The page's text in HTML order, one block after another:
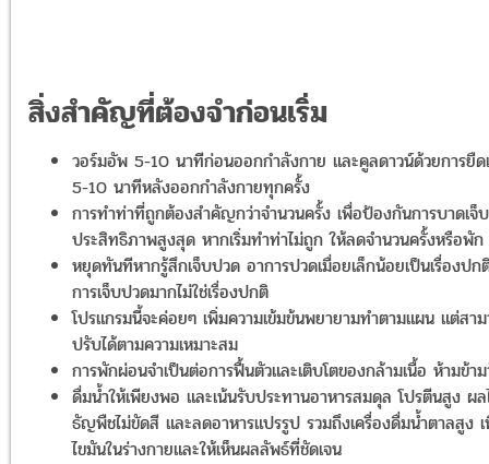
สิ่งสำคัญที่ต้องจำก่อนเริ่ม
วอร์มอัพ 5-10 นาทีก่อนออกกำลังกาย และคูลดาวน์ด้วยการยืด
5-10 นาทีหลังออกกำลังกายทุกครั้ง
การทำท่าที่ถูกต้องสำคัญกว่าจำนวนครั้ง เพื่อป้องกันการบาดเจ็
ประสิทธิภาพสูงสุด หากเริ่มทำท่าไม่ถูก ให้ลดจำนวนครั้งหรือพัก
หยุดทันทีหากรู้สึกเจ็บปวด อาการปวดเมื่อยเล็กน้อยเป็นเรื่องป
การเจ็บปวดมากไม่ใช่เรื่องปกติ
โปรแกรมนี้จะค่อยๆ เพิ่มความเข้มข้นพยายามทำตามแผน แต่สา
ปรับได้ตามความเหมาะสม
การพักผ่อนจำเป็นต่อการฟื้นตัวและเติบโตของกล้ามเนื้อ ห้ามข้า
ดื่มน้ำให้เพียงพอ และเน้นรับประทานอาหารสมดุล โปรตีนสูง ผ
ธัญพืชไม่ขัดสี และลดอาหารแปรรูป รวมถึงเครื่องดื่มน้ำตาลสูง
ไขมันในร่างกายและให้เห็นผลลัพธ์ที่ชัดเจน